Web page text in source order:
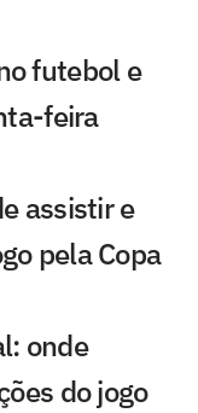
futebol e
feira
assistir e
pela Copa
onde
do jogo